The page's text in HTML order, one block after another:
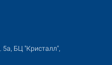
5а, БЦ "Кристалл",